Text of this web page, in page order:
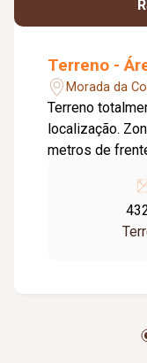
Terreno -
Morada da
Terreno
localização.
metros de